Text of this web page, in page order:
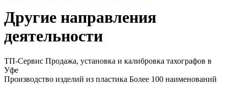
Другие направления
деятельности
ТП-Сервис Продажа, установка и калибровка тахографов в
Уфе
Производство изделий из пластика Более 100 наименований